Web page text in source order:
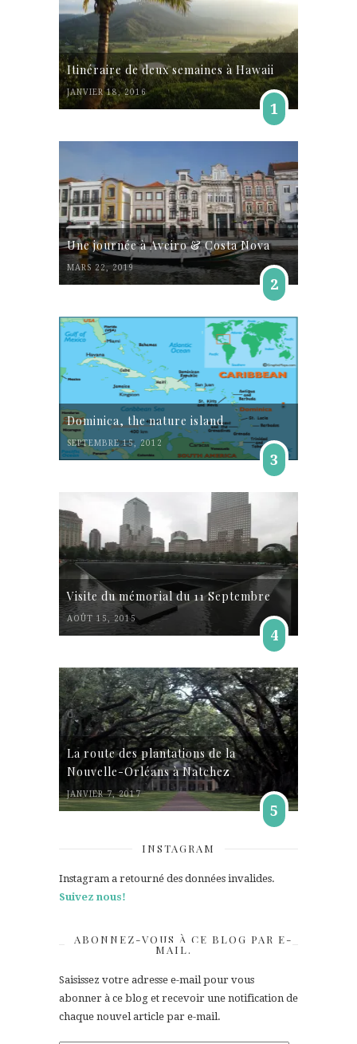
Itinéraire de deux semaines à Hawaii
JANVIER 18, 2016
1
Une journée à Aveiro & Costa Nova
MARS 22, 2019
2
Dominica, the nature island
SEPTEMBRE 15, 2012
3
Visite du mémorial du 11 Septembre
AOÛT 15, 2015
4
La route des plantations de la
Nouvelle-Orléans à Natchez
JANVIER 7, 2017
5
INSTAGRAM
Instagram a retourné des données invalides.
Suivez nous!
ABONNEZ-VOUS À CE BLOG PAR E-
MAIL.
Saisissez votre adresse e-mail pour vous
abonner à ce blog et recevoir une notification de
chaque nouvel article par e-mail.